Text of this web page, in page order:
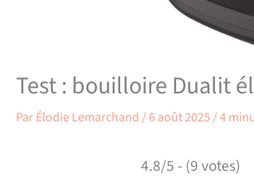
Test : bouilloire Dualit
ParÉlodie Lemarchand/6 août 2025/4
4.8/5 - (9 votes)